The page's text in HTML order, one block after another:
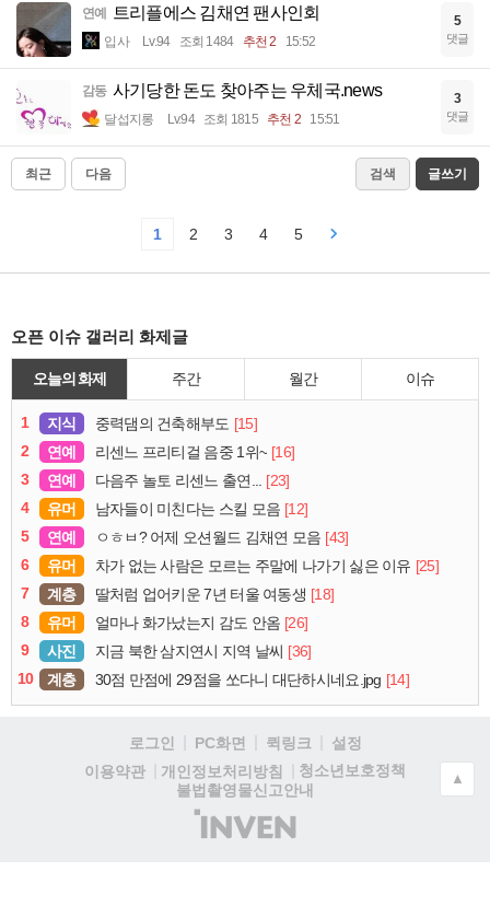
연예 트리플에스 김채연 팬사인회
입사 Lv.94 조회 1484 추천 2 15:52
5
댓글
감동 사기당한 돈도 찾아주는 우체국.news
달섭지롱 Lv.94 조회 1815 추천 2 15:51
3
댓글
최근 다음 검색 글쓰기
1 2 3 4 5
오픈 이슈 갤러리 화제글
오늘의 화제 주간 월간 이슈
1 지식 중력댐의 건축해부도 [15]
2
연예 리센느 프리티걸 음중 1위~ [16]
3
연예 다음주 놀토 리센느 출연...
[23]
4
유머 남자들이 미친다는 스킬 모음 [12]
5
연예 ㅇㅎㅂ? 어제 오션월드 김채연 모음 [43]
6
유머 차가 없는 사람은 모르는 주말에 나가기 싫은 이유 [25]
7
계층 딸처럼 업어키운 7년 터울 여동생 [18]
8
유머 얼마나 화가났는지 감도 안옴 [26]
9
사진 지금 북한 삼지연시 지역 날씨 [36]
10
계층 30점 만점에 29점을 쏘다니 대단하시네요.jpg [14]
로그인 PC화면 퀵링크
설정
이용약관
개인정보처리방침
청소년보호정책
불법촬영물신고안내
(주)
인
▲